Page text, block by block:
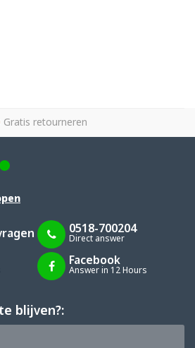
Gratis retourneren
0518-700204
Direct answer
Facebook
Answer in 12 Hours
blijven?: